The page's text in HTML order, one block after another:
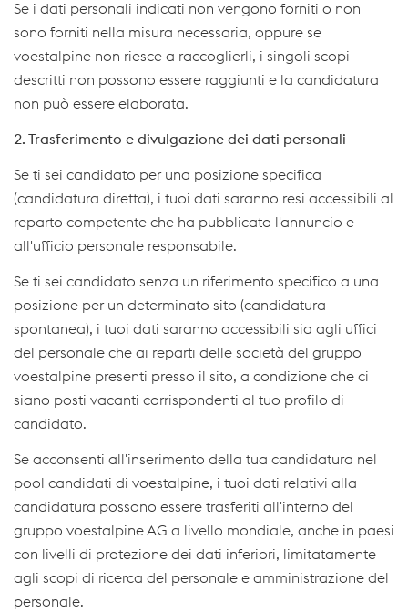
Se i dati personali indicati non vengono forniti o non
sono forniti nella misura necessaria, oppure se
voestalpine non riesce a raccoglierli, i singoli scopi
descritti non possono essere raggiunti e la candidatura
non può essere elaborata.
2. Trasferimento e divulgazione dei dati personali
Se ti sei candidato per una posizione specifica
(candidatura diretta), i tuoi dati saranno resi accessibili al
reparto competente che ha pubblicato l'annuncio e
all'ufficio personale responsabile.
Se ti sei candidato senza un riferimento specifico a una
posizione per un determinato sito (candidatura
spontanea), i tuoi dati saranno accessibili sia agli uffici
del personale che ai reparti delle società del gruppo
voestalpine presenti presso il sito, a condizione che ci
siano posti vacanti corrispondenti al tuo profilo di
candidato.
Se acconsenti all'inserimento della tua candidatura nel
pool candidati di voestalpine, i tuoi dati relativi alla
candidatura possono essere trasferiti all'interno del
gruppo voestalpine AG a livello mondiale, anche in paesi
con livelli di protezione dei dati inferiori, limitatamente
agli scopi di ricerca del personale e amministrazione del
personale.